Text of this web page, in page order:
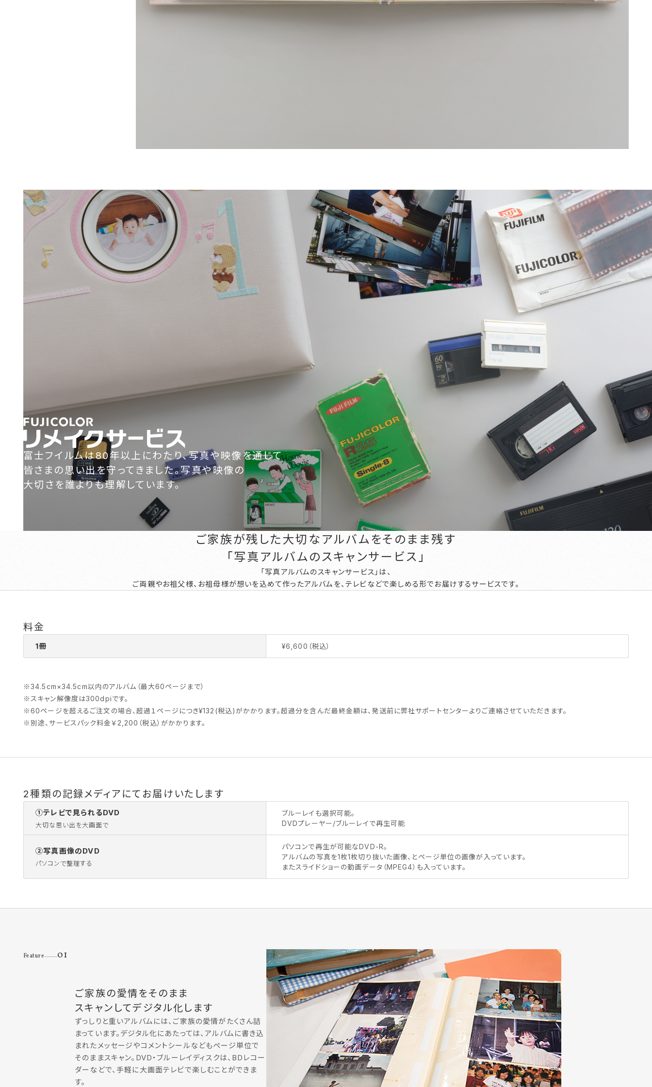
富士フイルムは80年以上にわたり、写真や映像を通じて
皆さまの思い出を守ってきました。写真や映像の
大切さを誰よりも理解しています。
ご家族が残した大切なアルバムをそのまま残す
「写真アルバムのスキャンサービス」
「写真アルバムのスキャンサービス」は、
ご両親やお祖父様、お祖母様が想いを込めて作ったアルバムを、テレビなどで楽しめる形でお届けするサービスです。
料金
1冊 ¥6,600（税込）
※34.5cm×34.5cm以内のアルバム（最大60ページまで）
※ スキャン解像度は300dpiです。
※60ページを超えるご注文の場合、超過１ページにつき¥132(税込)がかかります。超過分を含んだ最終金額は、発送前に弊社サポートセンターよりご連絡させていただきます。
※ 別途、サービスパック料金￥2,200（税込）がかかります。
2種類の記録メディアにてお届けいたします
①テレビで見られるDVD
大切な思い出を大画面で
ブルーレイも選択可能。
DVDプレーヤー/ブルーレイで再生可能
②写真画像のDVD
パソコンで整理する
パソコンで再生が可能なDVD-R。
アルバムの写真を1枚1枚切り抜いた画像、とページ単位の画像が入っています。
またスライドショーの動画データ（MPEG4）も入っています。
Feature 01
ご家族の愛情をそのまま
スキャンしてデジタル化します
ずっしりと重いアルバムには、ご家族の愛情がたくさん詰
まっています。デジタル化にあたっては、アルバムに書き込
まれたメッセージやコメントシールなどもページ単位で
そのままスキャン。DVD・ブルーレイディスクは、BDレコー
ダーなどで、手軽に大画面テレビで楽しむことができま
す。